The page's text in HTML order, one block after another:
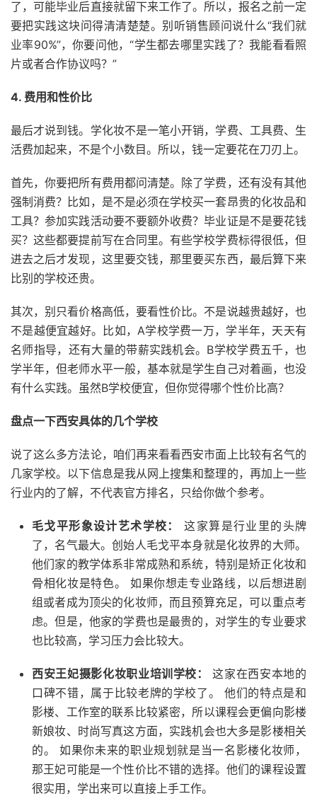
了，可能毕业后直接就留下来工作了。所以，报名之前一定
要把实践这块问得清清楚楚。别听销售顾问说什么“我们就
业率90%”，你要问他，“学生都去哪里实践了？我能看看照
片或者合作协议吗？”
4. 费用和性价比
最后才说到钱。学化妆不是一笔小开销，学费、工具费、生
活费加起来，不是个小数目。所以，钱一定要花在刀刃上。
首先，你要把所有费用都问清楚。除了学费，还有没有其他
强制消费？比如，是不是必须在学校买一套昂贵的化妆品和
工具？参加实践活动要不要额外收费？毕业证是不是要花钱
买？这些都要提前写在合同里。有些学校学费标得很低，但
进去之后才发现，这里要交钱，那里要买东西，最后算下来
比别的学校还贵。
其次，别只看价格高低，要看性价比。不是说越贵越好，也
不是越便宜越好。比如，A学校学费一万，学半年，天天有
名师指导，还有大量的带薪实践机会。B学校学费五千，也
学半年，但老师水平一般，基本就是学生自己对着画，也没
有什么实践。虽然B学校便宜，但你觉得哪个性价比高？
盘点一下西安具体的几个学校
说了这么多方法论，咱们再来看看西安市面上比较有名气的
几家学校。以下信息是我从网上搜集和整理的，再加上一些
行业内的了解，不代表官方排名，只给你做个参考。
毛戈平形象设计艺术学校：
这家算是行业里的头牌
了，名气最大。创始人毛戈平本身就是化妆界的大师。
他们家的教学体系非常成熟和系统，特别是矫正化妆和
骨相化妆是特色。 如果你想走专业路线，以后想进剧
组或者成为顶尖的化妆师，而且预算充足，可以重点考
虑。但是，他家的学费也是最贵的，对学生的专业要求
也比较高，学习压力会比较大。
西安王妃摄影化妆职业培训学校：
这家在西安本地的
口碑不错，属于比较老牌的学校了。 他们的特点是和
影楼、工作室的联系比较紧密，所以课程会更偏向影楼
新娘妆、时尚写真这方面，实践机会也大多是影楼相关
的。 如果你未来的职业规划就是当一名影楼化妆师，
那王妃可能是一个性价比不错的选择。他们的课程设置
很实用，学出来可以直接上手工作。